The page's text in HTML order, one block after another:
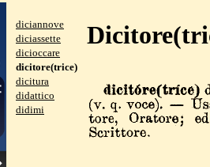
diciannove
diciassette
dicioccare
dicitore(trice)
dicitura
didattico
didimi